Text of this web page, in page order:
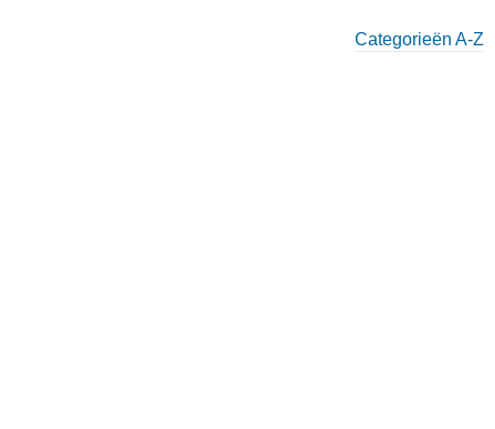
Categorieën A-Z